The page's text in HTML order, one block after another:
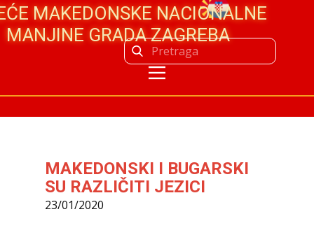
MAKEDONSKE NACIONALNE
MANJINE GRADA ZAGREBA
MAKEDONSKI I BUGARSKI
SU RAZLIČITI JEZICI
23/01/2020